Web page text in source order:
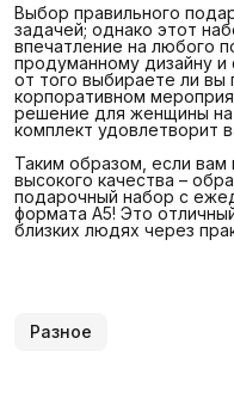
Выбор правильного
задачей; однако этот
впечатление на любого
продуманному дизайну и
от того выбираете ли вы
корпоративном
решение для женщины
комплект удовлетворит
Таким образом, если
высокого качества –
подарочный набор с
формата А5! Это
близких людях через
Разное